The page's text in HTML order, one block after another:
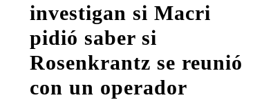
investigan si Macri
pidió saber si
Rosenkrantz se reunió
con un operador